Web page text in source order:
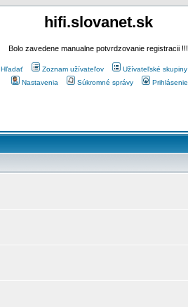
hifi.slovanet.sk
Bolo zavedene manualne potvrdzovanie registracii !!!
Hľadať Zoznam užívateľov Užívateľské skupiny
Nastavenia
Súkromné správy Prihlásenie